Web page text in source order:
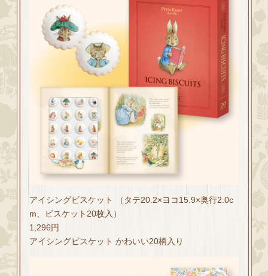
アイシングビスケット （タテ20.2×ヨコ15.9×奥行2.0c
m、ビスケット20枚入）
1,296円
アイシングビスケット かわいい20柄入り